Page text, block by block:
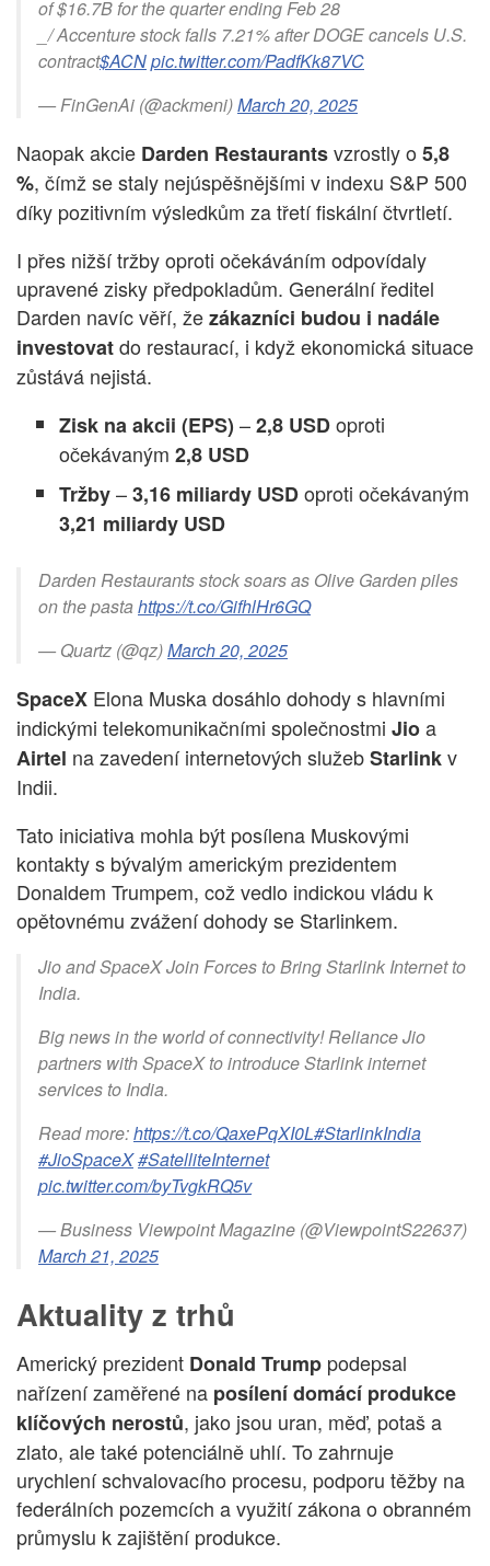
of $16.7B for the quarter ending Feb 28
_/ Accenture stock falls 7.21% after DOGE cancels U.S.
contract$ACNpic.twitter.com/PadfKk87VC
— FinGenAi (@ackmeni)March 20, 2025
Naopak akcie Darden Restaurantsvzrostly o 5,8
%, čímž se staly nejúspěšnějšími v indexu S&P 500
díky pozitivním výsledkům za třetí fiskální čtvrtletí.
I přes nižší tržby oproti očekáváním odpovídaly
upravené zisky předpokladům. Generální ředitel
Darden navíc věří, žezákazníci budou i nadále
investovatdo restaurací, i když ekonomická situace
zůstává nejistá.
Zisk na akcii (EPS) –2,8 USDoproti
očekávaným 2,8 USD
Tržby–3,16 miliardy USDoproti očekávaným
3,21 miliardy USD
Darden Restaurants stock soars as Olive Garden piles
on the pastahttps://t.co/GifhlHr6GQ
— Quartz (@qz)March 20, 2025
SpaceX Elona Muska dosáhlo dohody s hlavními
indickými telekomunikačními společnostmi Jioa
Airtel na zavedení internetových služebStarlinkv
Indii.
Tato iniciativa mohla být posílena Muskovými
kontakty s bývalým americkým prezidentem
Donaldem Trumpem, což vedlo indickou vládu k
opětovnému zvážení dohody se Starlinkem.
Jio and SpaceX Join Forces to Bring Starlink Internet to
India.
Big news in the world of connectivity! Reliance Jio
partners with SpaceX to introduce Starlink internet
services to India.
Read more:https://t.co/QaxePqXI0L#StarlinkIndia
#JioSpaceX#SatelliteInternet
pic.twitter.com/byTvgkRQ5v
— Business Viewpoint Magazine (@ViewpointS22637)
March 21, 2025
Aktuality z trhů
Americký prezident Donald Trump podepsal
nařízení zaměřené na posílení domácí produkce
klíčových nerostů, jako jsou uran, měď, potaš a
zlato, ale také potenciálně uhlí. To zahrnuje
urychlení schvalovacího procesu, podporu těžby na
federálních pozemcích a využití zákona o obranném
průmyslu k zajištění produkce.